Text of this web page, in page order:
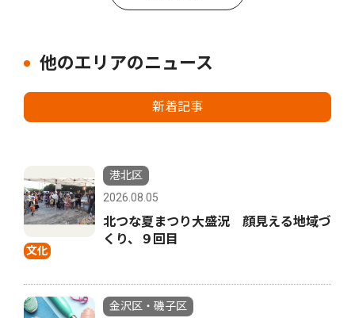
他のエリアのニュース
新着記事
文化
港北区
2026.08.05
北つな夏まつり大盛況 顔見える地域づ
くり、９回目
金沢区・磯子区